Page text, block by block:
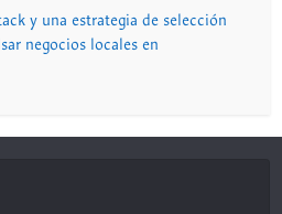
y una estrategia de selección
negocios locales en